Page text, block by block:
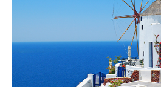
Ruta: 2 noches (ampliables) en Mykonos
Régimen: A elección del cliente
Hoteles: Elegir entre 3* , 4* y 5*